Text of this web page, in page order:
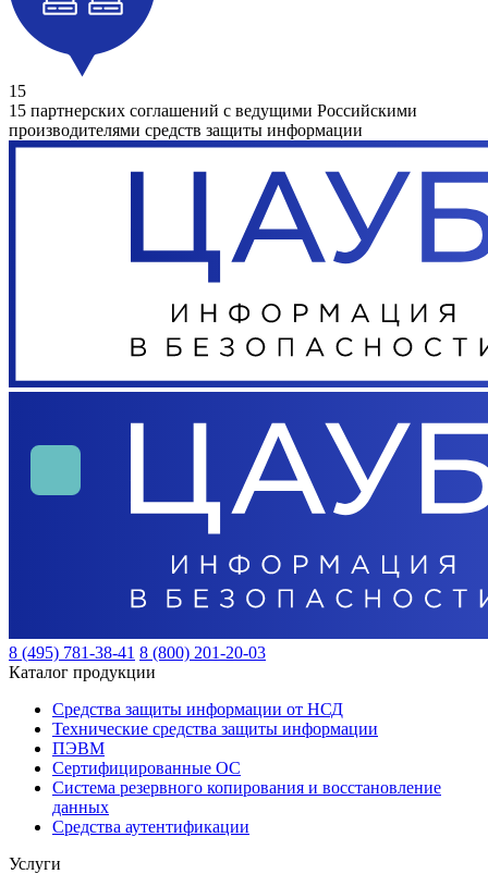
15
15 партнерских соглашений с ведущими Российскими
производителями средств защиты информации
8 (495) 781-38-41 8 (800) 201-20-03
Каталог продукции
Средства защиты информации от НСД
Технические средства защиты информации
ПЭВМ
Сертифицированные ОС
Система резервного копирования и восстановление
данных
Средства аутентификации
Услуги